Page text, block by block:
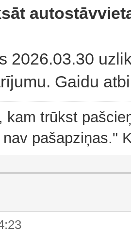
2026.03.30
Gaidu
kam trūkst
pašapziņas."